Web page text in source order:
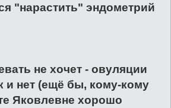
"нарастить" эндометрий
не хочет - овуляции
и нет (ещё бы, кому-кому
Яковлевне хорошо